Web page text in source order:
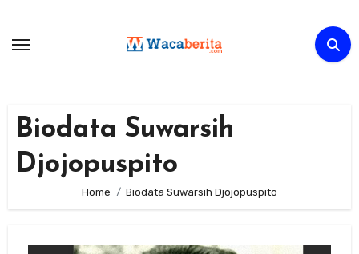
content
Biodata Suwarsih
Djojopuspito
Home Biodata Suwarsih Djojopuspito